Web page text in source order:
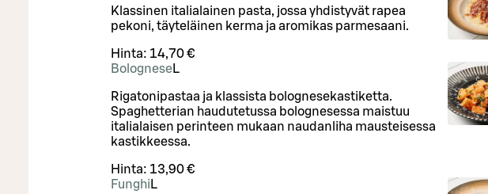
Klassinen italialainen pasta, jossa yhdistyvät rapea
pekoni, täyteläinen kerma ja aromikas parmesaani.
Hinta: 14,70 €
BologneseL
Rigatonipastaa ja klassista bolognesekastiketta.
Spaghetterian haudutetussa bolognesessa maistuu
italialaisen perinteen mukaan naudanliha mausteisessa
kastikkeessa.
Hinta: 13,90 €
Funghi L